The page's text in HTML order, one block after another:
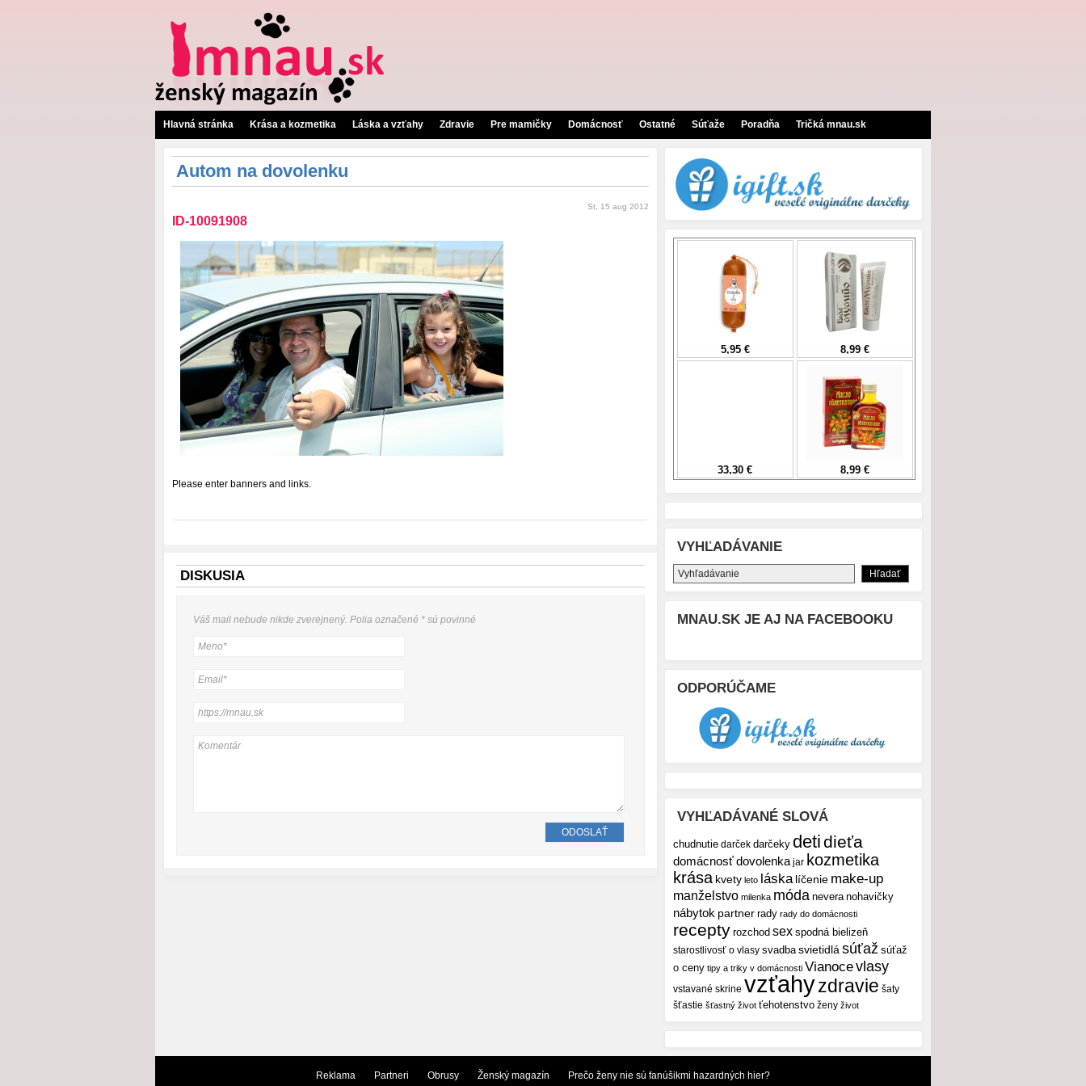
Hlavná stránka Krása a kozmetika Láska a vzťahy Zdravie Pre mamičky Domácnosť Ostatné Súťaže Poradňa Tričká mnau.sk
Autom na dovolenku
St, 15 aug 2012
ID-10091908
Please enter banners and links.
DISKUSIA
Váš mail nebude nikde zverejnený. Polia označené * sú povinné
VYHĽADÁVANIE
MNAU.SK JE AJ NA FACEBOOKU
ODPORÚČAME
VYHĽADÁVANÉ SLOVÁ
chudnutie darček darčeky detidieťa
domácnosťdovolenka jar kozmetika
krása kvety leto láska líčenie make-up
manželstvo milenka móda nevera nohavičky
nábytok partner rady rady do domácnosti
recepty rozchod sex spodná bielizeň
starostlivosť o vlasy svadba svietidlá súťaž súťaž
o ceny tipy a triky v domácnosti Vianocevlasy
vstavané skrine vzťahyzdravie šaty
šťastie šťastný život ťehotenstvo ženy život
Reklama Partneri Obrusy Ženský magazín Prečo ženy nie sú fanúšikmi hazardných hier?